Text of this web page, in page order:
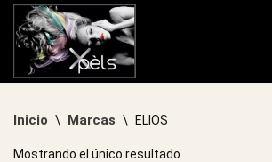
Saltar
Inicio \ Marcas \ ELIOS
Mostrando el único resultado